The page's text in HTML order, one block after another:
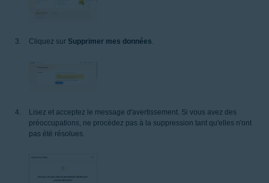
Cliquez sur Supprimer mes données.
Lisez et acceptez le message d'avertissement. Si vous avez des
préoccupations, ne procédez pas à la suppression tant qu'elles n'ont
pas été résolues.